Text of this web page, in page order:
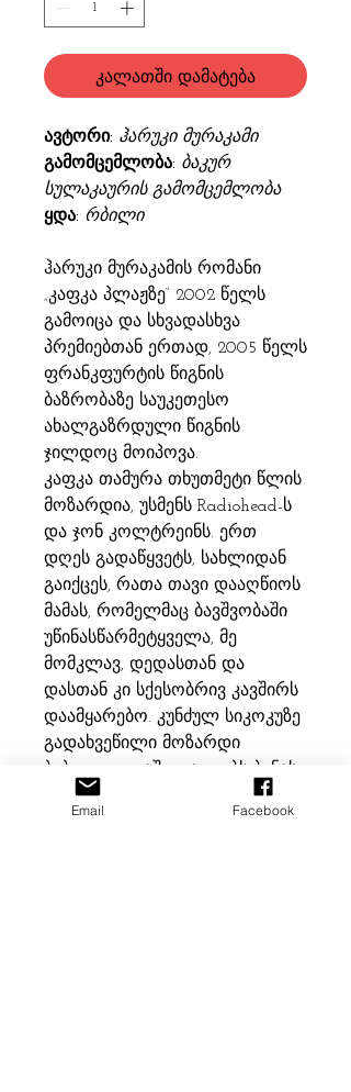
კალათში დამატება
ავტორი: ჰარუკი მურაკამი
გამომცემლობა: ბაკურ
სულაკაურის გამომცემლობა
ყდა: რბილი
ჰარუკი მურაკამის რომანი
„კაფკა პლაჟზე“ 2002 წელს
გამოიცა და სხვადასხვა
პრემიებთან ერთად, 2005 წელს
ფრანკფურტის წიგნის
ბაზრობაზე საუკეთესო
ახალგაზრდული წიგნის
ჯილდოც მოიპოვა.
კაფკა თამურა თხუთმეტი წლის
მოზარდია, უსმენს Radiohead-ს
და ჯონ კოლტრეინს. ერთ
დღეს გადაწყვეტს, სახლიდან
გაიქცეს, რათა თავი დააღწიოს
მამას, რომელმაც ბავშვობაში
უწინასწარმეტყველა, მე
მომკლავ, დედასთან და
დასთან კი სქესობრივ კავშირს
დაამყარებო. კუნძულ სიკოკუზე
გადახვეწილი მოზარდი
ბიბლიოთეკაში დაიდებს ბინას,
პარალელურად კი იმავე
Email Facebook